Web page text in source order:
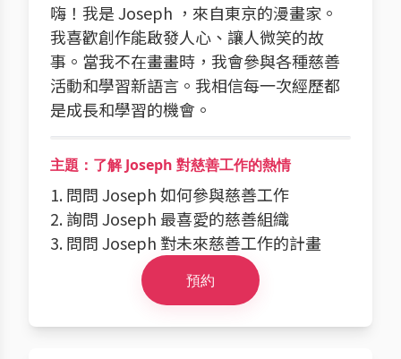
嗨！我是 Joseph ，來自東京的漫畫家。
我喜歡創作能啟發人心、讓人微笑的故
事。當我不在畫畫時，我會參與各種慈善
活動和學習新語言。我相信每一次經歷都
是成長和學習的機會。
主題：了解 Joseph 對慈善工作的熱情
1. 問問 Joseph 如何參與慈善工作
2. 詢問 Joseph 最喜愛的慈善組織
3. 問問 Joseph 對未來慈善工作的計畫
預約